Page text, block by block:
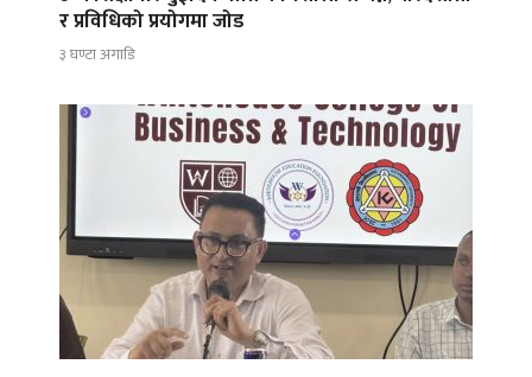
र प्रविधिको प्रयोगमा जोड
३ घण्टा अगाडि